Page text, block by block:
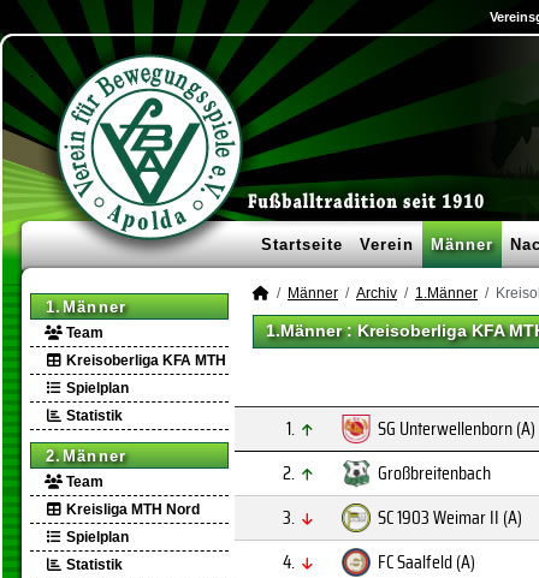
Startseite Verein Männer
1.Männer
Team
Kreisoberliga KFA MTH
Spielplan
Statistik
2.Männer
Team
Kreisliga MTH Nord
Spielplan
Statistik
Männer Archiv 1.Männer
1.Männer :Kreisoberliga KFA
1.
SG Unterwellenborn (A)
2.
Großbreitenbach
3.
SC 1903 Weimar II (A)
4.
FC Saalfeld (A)